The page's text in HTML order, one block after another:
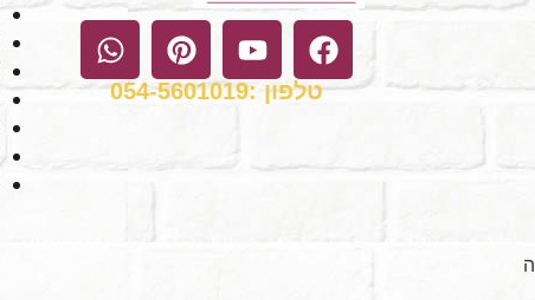
טלפון :054-5601019
ה